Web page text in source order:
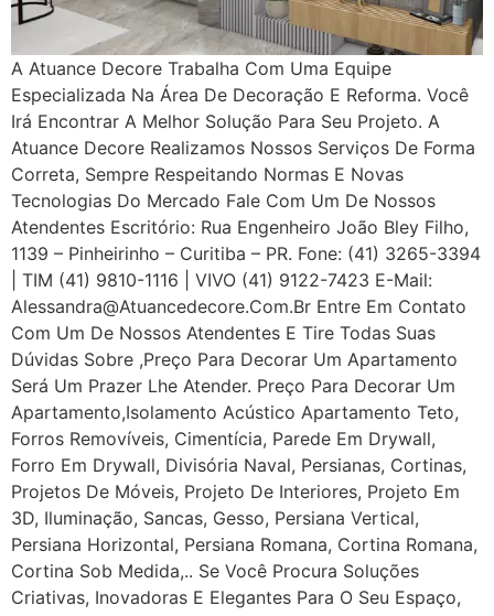
A Atuance Decore Trabalha Com Uma Equipe
Especializada Na Área De Decoração E Reforma. Você
Irá Encontrar A Melhor Solução Para Seu Projeto. A
Atuance Decore Realizamos Nossos Serviços De Forma
Correta, Sempre Respeitando Normas E Novas
Tecnologias Do Mercado Fale Com Um De Nossos
Atendentes Escritório: Rua Engenheiro João Bley Filho,
1139 – Pinheirinho – Curitiba – PR. Fone: (41) 3265-3394
| TIM (41) 9810-1116 | VIVO (41) 9122-7423 E-Mail:
Alessandra@atuancedecore.com.br Entre Em Contato
Com Um De Nossos Atendentes E Tire Todas Suas
Dúvidas Sobre ,Preço Para Decorar Um Apartamento
Será Um Prazer Lhe Atender. Preço Para Decorar Um
Apartamento,Isolamento Acústico Apartamento Teto,
Forros Removíveis, Cimentícia, Parede Em Drywall,
Forro Em Drywall, Divisória Naval, Persianas, Cortinas,
Projetos De Móveis, Projeto De Interiores, Projeto Em
3D, Iluminação, Sancas, Gesso, Persiana Vertical,
Persiana Horizontal, Persiana Romana, Cortina Romana,
Cortina Sob Medida,.. Se Você Procura Soluções
Criativas, Inovadoras E Elegantes Para O Seu Espaço,